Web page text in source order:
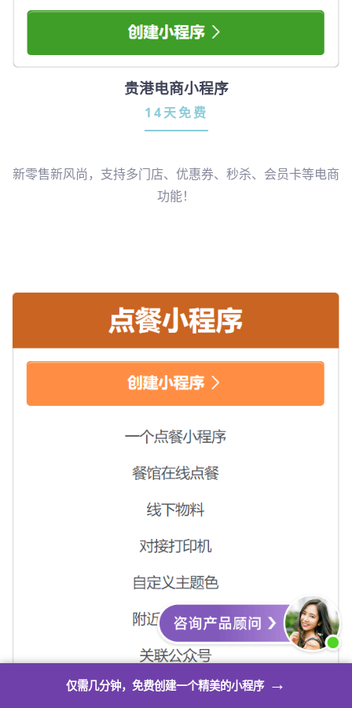
仅需几分钟，免费创建一个精美的小程序→
贵港电商小程序
14天免费
新零售新风尚，支持多门店、优惠券、秒杀、会员卡等电商
功能！